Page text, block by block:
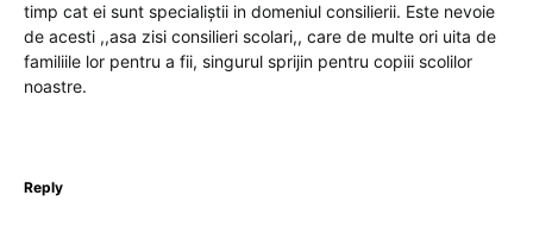
timp cat ei sunt specialiștii in domeniul consilierii. Este nevoie
de acesti ,,asa zisi consilieri scolari,, care de multe ori uita de
familiile lor pentru a fii, singurul sprijin pentru copiii scolilor
noastre.
Reply